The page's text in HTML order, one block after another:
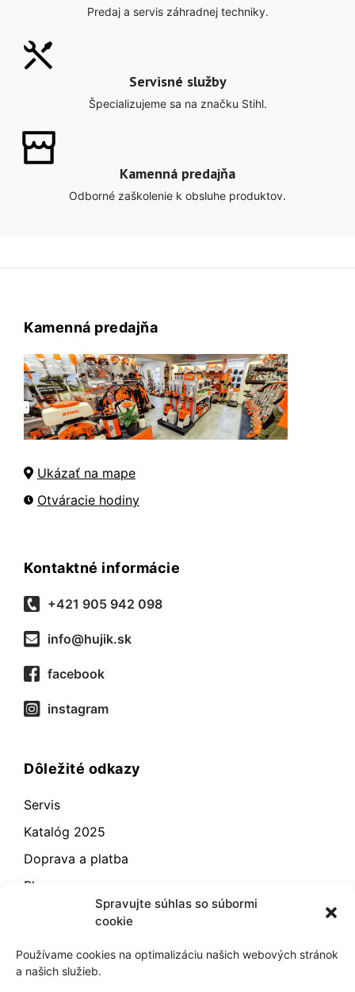
Spravujte súhlas so súbormi
cookie
Používame cookies na optimalizáciu našich webových stránok
a našich služieb.
Predaj a servis záhradnej techniky.
Servisné služby
Špecializujeme sa na značku Stihl.
Kamenná predajňa
Odborné zaškolenie k obsluhe produktov.
Kamenná predajňa
Ukázať na mape
Otváracie hodiny
Kontaktné informácie
+421 905 942 098
info@hujik.sk
facebook
instagram
Dôležité odkazy
Servis
Katalóg 2025
Doprava a platba
Blog
Odstúpenie od zmluvy